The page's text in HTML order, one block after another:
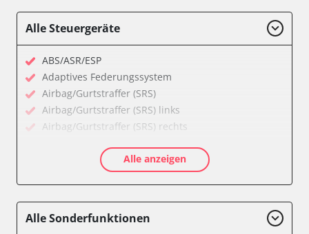
Alle Steuergeräte
ABS/ASR/ESP
Adaptives Federungssystem
Airbag/Gurtstraffer (SRS)
Airbag/Gurtstraffer (SRS) links
Airbag/Gurtstraffer (SRS) rechts
Aktivlenkung
Anhängersteuergerät
Bedieneinheit Mittelkonsole
Alle anzeigen
Alle Sonderfunktionen